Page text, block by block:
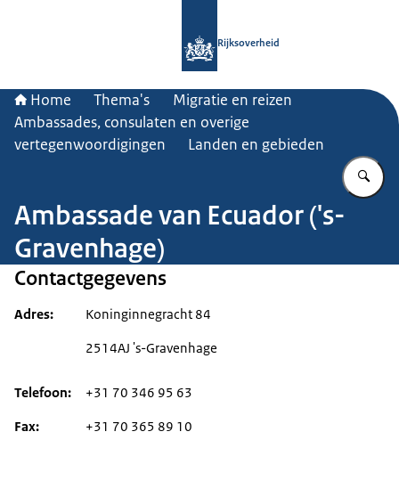
Rijksoverheid
Home Thema's
Migratie en reizen
Ambassades, consulaten en overige
vertegenwoordigingen
Landen en gebieden
Ambassade van Ecuador ('s-
Gravenhage)
Contactgegevens
Adres
Koninginnegracht 84
2514AJ 's-Gravenhage
Telefoon +31 70 346 95 63
Fax +31 70 365 89 10